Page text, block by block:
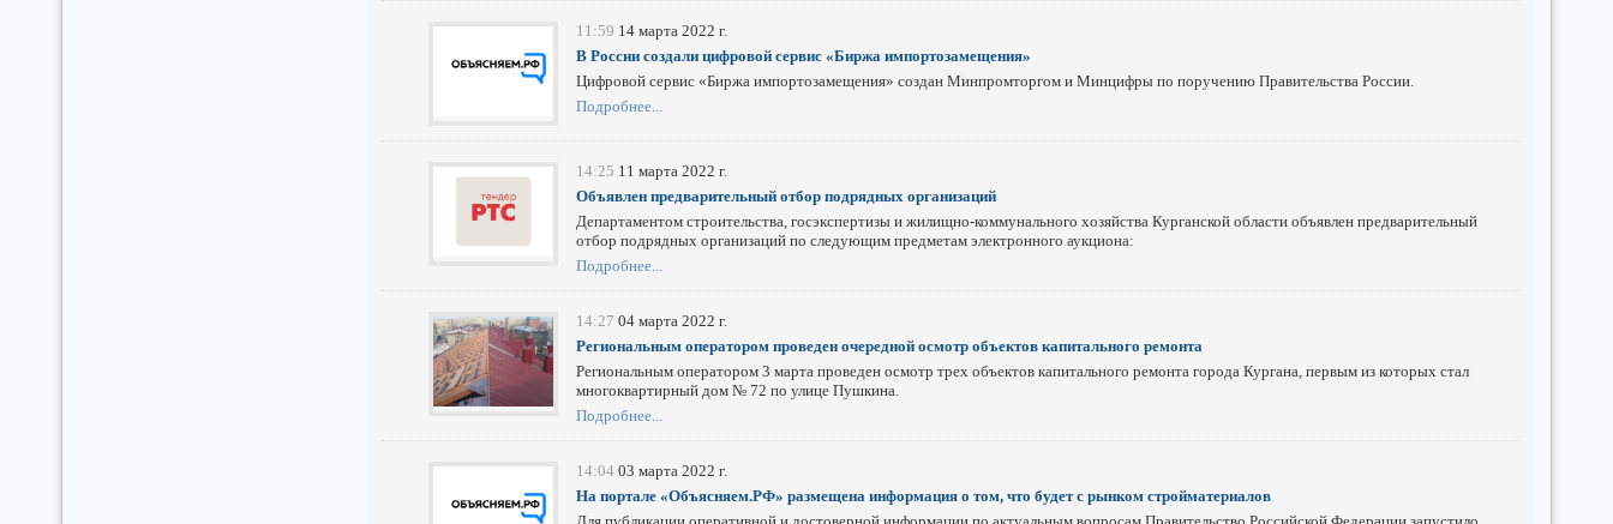
11:59 14 марта 2022 г.
В России создали цифровой сервис «Биржа импортозамещения»
Цифровой сервис «Биржа импортозамещения» создан Минпромторгом и Минцифры по поручению Правительства России.
Подробнее...
14:25 11 марта 2022 г.
Объявлен предварительный отбор подрядных организаций
Департаментом строительства, госэкспертизы и жилищно-коммунального хозяйства Курганской области объявлен предварительный
отбор подрядных организаций по следующим предметам электронного аукциона:
Подробнее...
14:27 04 марта 2022 г.
Региональным оператором проведен очередной осмотр объектов капитального ремонта
Региональным оператором 3 марта проведен осмотр трех объектов капитального ремонта города Кургана, первым из которых стал
многоквартирный дом № 72 по улице Пушкина.
Подробнее...
14:04 03 марта 2022 г.
На портале «Объясняем.РФ» размещена информация о том, что будет с рынком стройматериалов